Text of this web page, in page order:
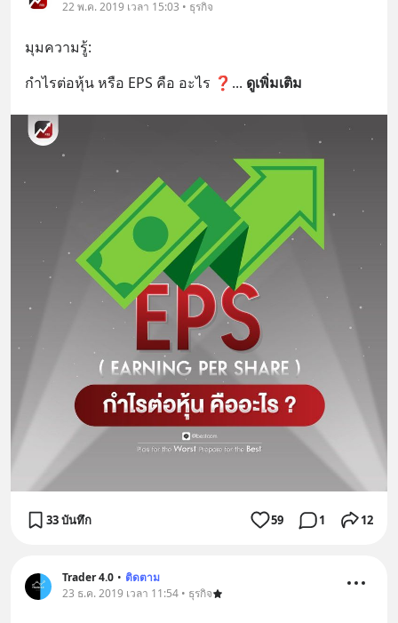
22 พ.ค. 2019 เวลา 15:03 • ธุรกิจ
มุมความรู้:
กำไรต่อหุ้น หรือ EPS คือ อะไร ❓ ... ดูเพิ่มเติม
33 บันทึก 59 1 12
Trader 4.0 • ติดตาม
23 ธ.ค. 2019 เวลา 11:54 • ธุรกิจ